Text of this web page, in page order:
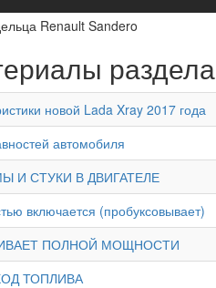
Renault Sandero
раздела
новой Lada Xray 2017 года
автомобиля
И СТУКИ В ДВИГАТЕЛЕ
включается (пробуксовывает)
ПОЛНОЙ МОЩНОСТИ
ТОПЛИВА